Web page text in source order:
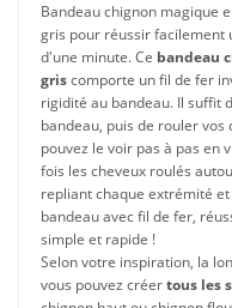
Bandeau chignon magique
gris pour réussir facilement
d'une minute. Ce bandeau
griscomporte un fil de fer
rigidité au bandeau. Il suffit
bandeau, puis de rouler
pouvez le voir pas à pas en
fois les cheveux roulés
repliant chaque extrémité
bandeau avec fil de fer,
simple et rapide !
Selon votre inspiration, la
vous pouvez créertous les